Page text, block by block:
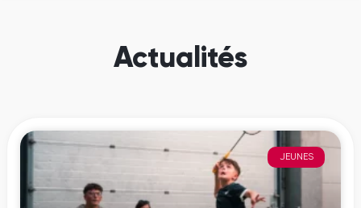
Actualités
JEUNES